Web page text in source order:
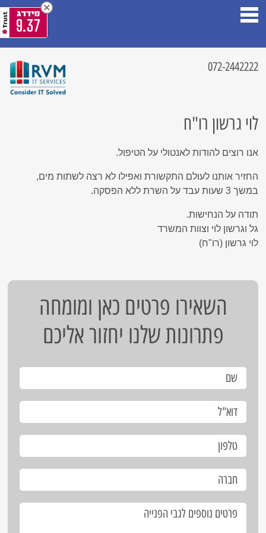
072-2442222
לוי גרשון רו"ח
אנו רוצים להודות לאנטולי על הטיפול.
החזיר אותנו לעולם התקשורת ואפילו לא רצה לשתות מים,
במשך 3 שעות עבד על השרת ללא הפסקה.
תודה על הנחישות.
גל וגרשון לוי וצוות המשרד
לוי גרשון (רו"ח)
השאירו פרטים כאן ומומחה
פתרונות שלנו יחזור אליכם
9.37